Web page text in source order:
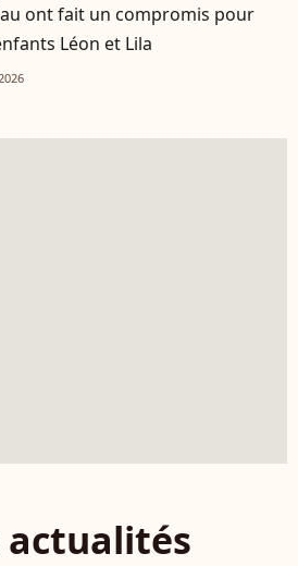
ont fait un compromis pour
Léon et Lila
actualités